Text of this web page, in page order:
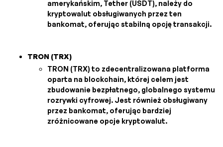
amerykańskim, Tether (USDT), należy do
kryptowalut obsługiwanych przez ten
bankomat, oferując stabilną opcję transakcji.
TRON (TRX)
TRON (TRX) to zdecentralizowana platforma
oparta na blockchain, której celem jest
zbudowanie bezpłatnego, globalnego systemu
rozrywki cyfrowej. Jest również obsługiwany
przez bankomat, oferując bardziej
zróżnicowane opcje kryptowalut.